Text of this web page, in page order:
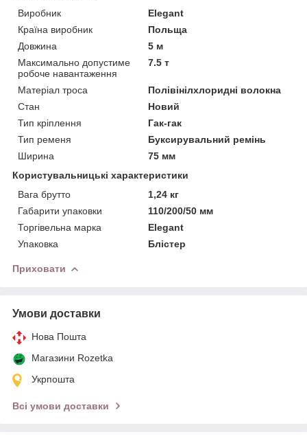
Виробник
Elegant
Країна виробник
Польща
Довжина
5 м
Максимально допустиме
робоче навантаження
7.5 т
Матеріал троса
Полівінілхлоридні волокна
Стан
Новий
Тип кріплення
Гак-гак
Тип ременя
Буксирувальний ремінь
Ширина
75 мм
Користувальницькі характеристики
Вага брутто
1,24 кг
Габарити упаковки
110/200/50 мм
Торгівельна марка
Elegant
Упаковка
Блістер
Приховати
Умови доставки
Нова Пошта
Магазини Rozetka
Укрпошта
Всі умови доставки